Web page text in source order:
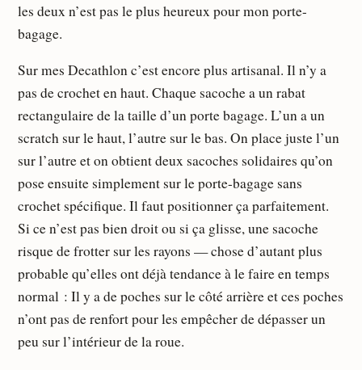
les deux n’est pas le plus heureux pour mon porte-
bagage.
Sur mes Decathlon c’est encore plus artisanal. Il n’y a
pas de crochet en haut. Chaque sacoche a un rabat
rectangulaire de la taille d’un porte bagage. L’un a un
scratch sur le haut, l’autre sur le bas. On place juste l’un
sur l’autre et on obtient deux sacoches solidaires qu’on
pose ensuite simplement sur le porte-bagage sans
crochet spécifique. Il faut positionner ça parfaitement.
Si ce n’est pas bien droit ou si ça glisse, une sacoche
risque de frotter sur les rayons — chose d’autant plus
probable qu’elles ont déjà tendance à le faire en temps
normal : Il y a de poches sur le côté arrière et ces poches
n’ont pas de renfort pour les empêcher de dépasser un
peu sur l’intérieur de la roue.